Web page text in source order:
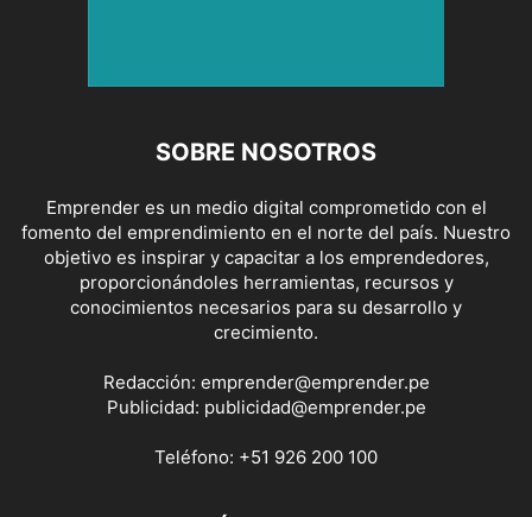
SOBRE NOSOTROS
Emprender es un medio digital comprometido con el
fomento del emprendimiento en el norte del país. Nuestro
objetivo es inspirar y capacitar a los emprendedores,
proporcionándoles herramientas, recursos y
conocimientos necesarios para su desarrollo y
crecimiento.
Redacción: emprender@emprender.pe
Publicidad: publicidad@emprender.pe
Teléfono: +51 926 200 100